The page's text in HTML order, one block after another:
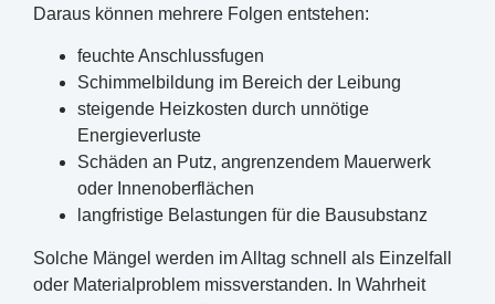
Daraus können mehrere Folgen entstehen:
feuchte Anschlussfugen
Schimmelbildung im Bereich der Leibung
steigende Heizkosten durch unnötige
Energieverluste
Schäden an Putz, angrenzendem Mauerwerk
oder Innenoberflächen
langfristige Belastungen für die Bausubstanz
Solche Mängel werden im Alltag schnell als Einzelfall
oder Materialproblem missverstanden. In Wahrheit